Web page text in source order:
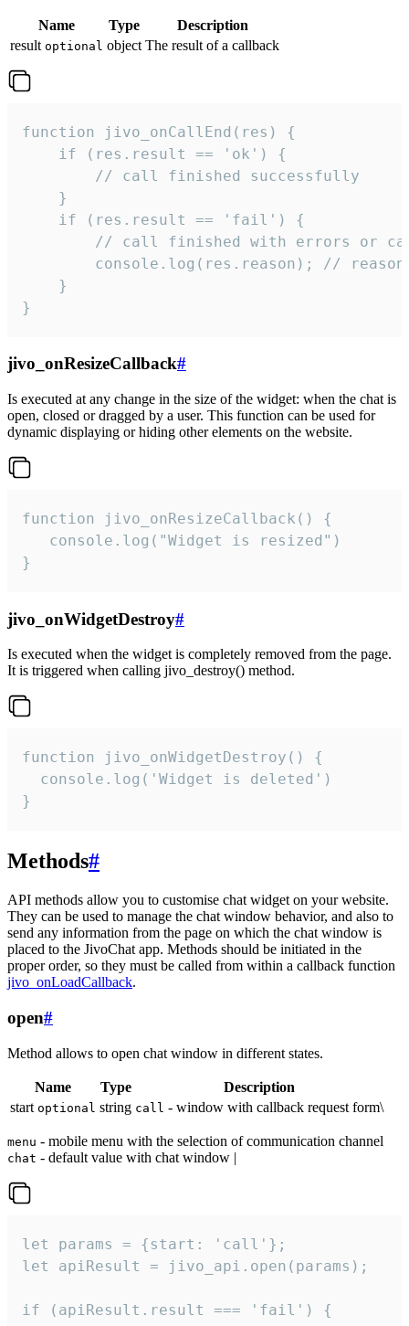
Name Type
Description
result optional object The result of a callback
function jivo_onCallEnd(res) {
    if (res.result == 'ok') {
        // call finished successfully
    }
    if (res.result == 'fail') {
// call finished with errors or
console.log(res.reason); //
    }
}
jivo_onResizeCallback#
Is executed at any change in the size of the widget: when the chat is
open, closed or dragged by a user. This function can be used for
dynamic displaying or hiding other elements on the website.
function jivo_onResizeCallback() {
   console.log("Widget is resized")
}
jivo_onWidgetDestroy#
Is executed when the widget is completely removed from the page.
It is triggered when calling jivo_destroy() method.
function jivo_onWidgetDestroy() {
  console.log('Widget is deleted')
}
Methods#
API methods allow you to customise chat widget on your website.
They can be used to manage the chat window behavior, and also to
send any information from the page on which the chat window is
placed to the JivoChat app. Methods should be initiated in the
proper order, so they must be called from within a callback function
jivo_onLoadCallback.
open#
Method allows to open chat window in different states.
Name Type
Description
start optional string call - window with callback request form\
menu - mobile menu with the selection of communication channel
chat - default value with chat window |
let params = {start: 'call'};
let apiResult = jivo_api.open(params);
if (apiResult.result === 'fail') {